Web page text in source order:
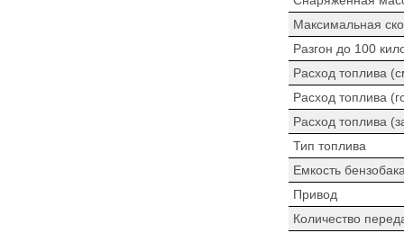
Максимальная
Разгон до 100
Расход топлива
Расход топлива
Расход топлива
Тип топлива
Емкость
Привод
Количество